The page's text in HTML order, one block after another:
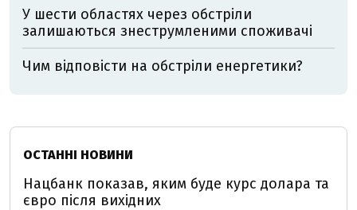
У шести областях через обстріли
залишаються знеструмленими споживачі
Чим відповісти на обстріли енергетики?
ОСТАННІ НОВИНИ
Нацбанк показав, яким буде курс долара та
євро після вихідних